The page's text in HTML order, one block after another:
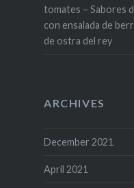
tomates – Sabores
con ensalada de
de ostra del rey
ARCHIVES
December 2021
April 2021